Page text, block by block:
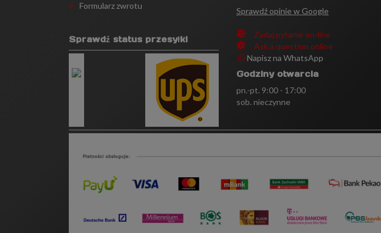
Formularz zwrotu
Sprawdź status przesyłki
Sprawdź opinie w Google
Zadaj pytanie on-line
Ask a question online
Napisz na WhatsApp
Godziny otwarcia
pn.-pt. 9:00 - 17:00
sob. nieczynne